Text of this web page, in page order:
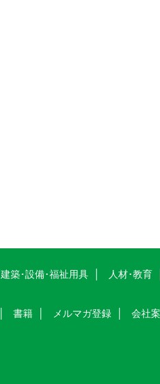
建築･設備･福祉用具 人材･教育
書籍 メルマガ登録 会社